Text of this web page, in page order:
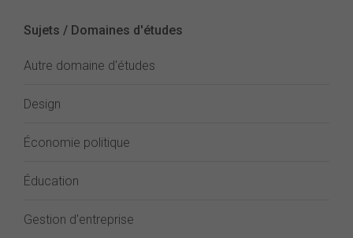
Sujets / Domaines d'études
Autre domaine d'études
Design
Économie politique
Éducation
Gestion d'entreprise